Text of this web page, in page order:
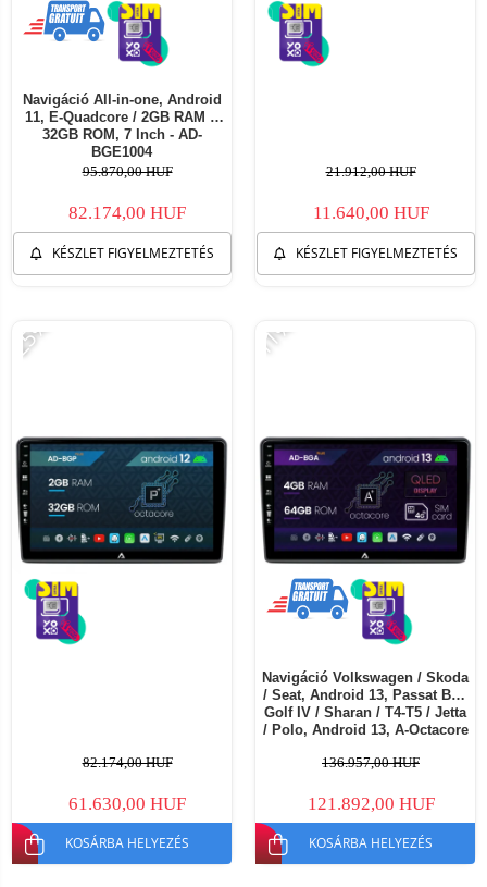
Navigáció All-in-one, Android
11, E-Quadcore / 2GB RAM +
32GB ROM, 7 Inch - AD-
BGE1004
95.870,00 HUF
82.174,00 HUF
KÉSZLET FIGYELMEZTETÉS
21.912,00 HUF
11.640,00 HUF
KÉSZLET FIGYELMEZTETÉS
-25%
82.174,00 HUF
61.630,00 HUF
KOSÁRBA HELYEZÉS
-11%
Navigáció Volkswagen / Skoda
/ Seat, Android 13, Passat B5 /
Golf IV / Sharan / T4-T5 / Jetta
/ Polo, Android 13, A-Octacore
Inch - AD-BGA10004+AD-
136.957,00 HUF
121.892,00 HUF
KOSÁRBA HELYEZÉS